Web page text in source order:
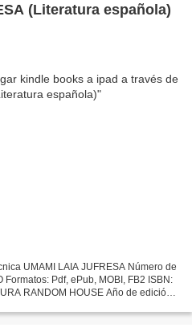
(Literatura española)
UMAMI LAIA JUFRESA Número de
Pdf, ePub, MOBI, FB2 ISBN:
RANDOM HOUSE Año de edición: